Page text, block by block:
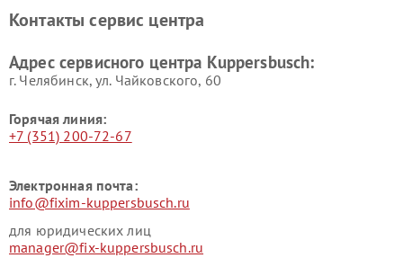
Kuppersbusch
вакуумных упаковщиков
Ремонт сушильных машин Kuppersbusch
Контакты сервис центра
Адрес сервисного центра Kuppersbusch:
г. Челябинск, ул. Чайковского, 60
Горячая линия:
+7 (351) 200-72-67
Электронная почта:
info@fixim-kuppersbusch.ru
для юридических лиц
manager@fix-kuppersbusch.ru